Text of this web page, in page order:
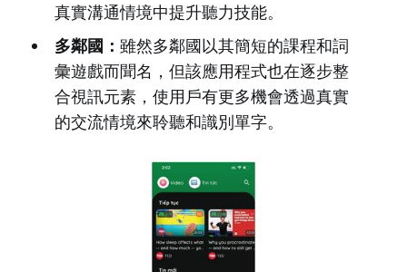
真實溝通情境中提升聽力技能。
多鄰國： 雖然多鄰國以其簡短的課程和詞
彙遊戲而聞名，但該應用程式也在逐步整
合視訊元素，使用戶有更多機會透過真實
的交流情境來聆聽和識別單字。